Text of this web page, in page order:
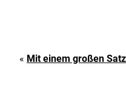
« Mit einem großen